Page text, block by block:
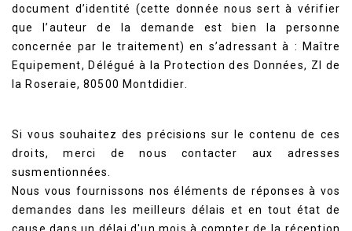
document d’identité (cette donnée nous sert à vérifier
que l’auteur de la demande est bien la personne
concernée par le traitement) en s’adressant à : Maître
Equipement, Délégué à la Protection des Données, ZI de
la Roseraie, 80500 Montdidier.
Si vous souhaitez des précisions sur le contenu de ces
droits, merci de nous contacter aux adresses
susmentionnées.
Nous vous fournissons nos éléments de réponses à vos
demandes dans les meilleurs délais et en tout état de